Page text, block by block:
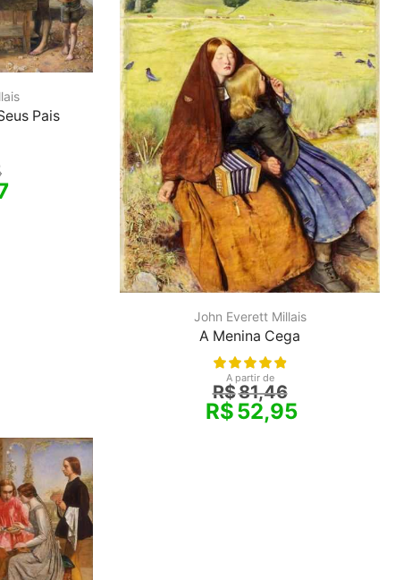
Pais
John Everett Millais
A Menina Cega
A partir de
R$81,46
R$52,95